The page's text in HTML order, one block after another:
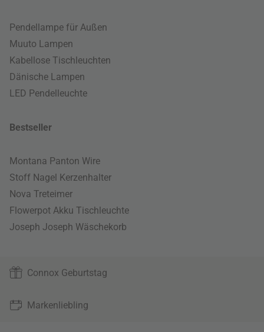
Pendellampe für Außen
Muuto Lampen
Kabellose Tischleuchten
Dänische Lampen
LED Pendelleuchte
Bestseller
Montana Panton Wire
Stoff Nagel Kerzenhalter
Nova Treteimer
Flowerpot Akku Tischleuchte
Joseph Joseph Wäschekorb
Connox Geburtstag
Markenliebling